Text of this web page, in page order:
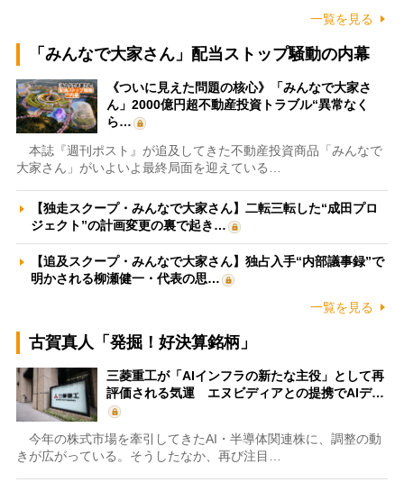
一覧を見る
「みんなで大家さん」配当ストップ騒動の内幕
《ついに見えた問題の核心》「みんなで大家さ
ん」2000億円超不動産投資トラブル“異常なく
ら…
本誌『週刊ポスト』が追及してきた不動産投資商品「みんなで
大家さん」がいよいよ最終局面を迎えている…
【独走スクープ・みんなで大家さん】二転三転した“成田プロ
ジェクト”の計画変更の裏で起き…
【追及スクープ・みんなで大家さん】独占入手“内部議事録”で
明かされる柳瀬健一・代表の思…
一覧を見る
古賀真人「発掘！好決算銘柄」
三菱重工が「AIインフラの新たな主役」として再
評価される気運 エヌビディアとの提携でAIデ…
今年の株式市場を牽引してきたAI・半導体関連株に、調整の動
きが広がっている。そうしたなか、再び注目…